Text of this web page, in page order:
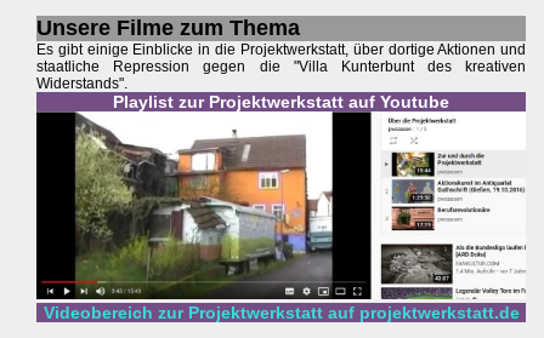
Unsere Filme zum Thema
Es gibt einige Einblicke in die Projektwerkstatt, über dortige Aktionen und
staatliche Repression gegen die "Villa Kunterbunt des kreativen
Widerstands".
Playlist zur Projektwerkstatt auf Youtube
Videobereich zur Projektwerkstatt auf projektwerkstatt.de